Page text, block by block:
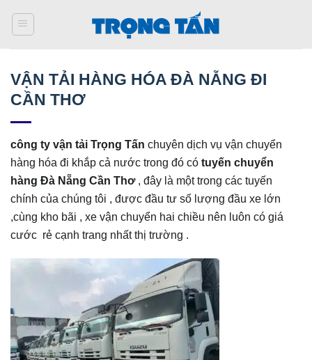
qua
VẬN TẢI HÀNG HÓA ĐÀ NẴNG ĐI
CẦN THƠ
công ty vận tải Trọng Tấn chuyên dịch vụ vận chuyển
hàng hóa đi khắp cả nước trong đó có tuyến chuyển
hàng Đà Nẵng Cần Thơ , đây là một trong các tuyến
chính của chúng tôi , được đầu tư số lượng đầu xe lớn
,cùng kho bãi , xe vận chuyển hai chiều nên luôn có giá
cước rẻ cạnh trang nhất thị trường .